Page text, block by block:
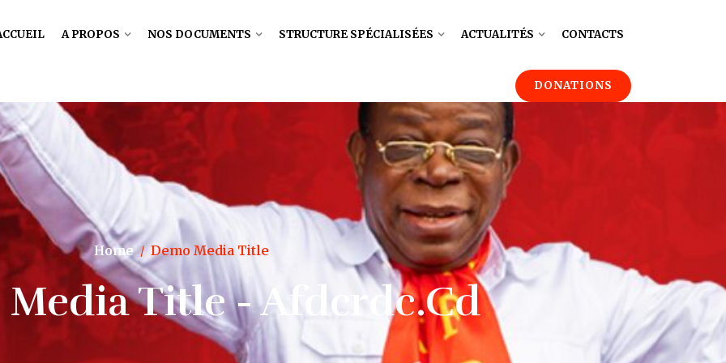
A PROPOS NOS DOCUMENTS STRUCTURE SPÉCIALISÉES ACTUALITÉS CONTACTS
DONATIONS
Home / Demo Media Title
Media Title - Afdcrdc.cd